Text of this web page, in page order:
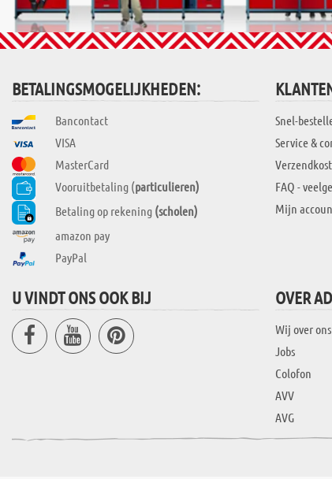
BETALINGSMOGELIJKHEDEN:
Bancontact
VISA
MasterCard
Vooruitbetaling (particulieren)
Betaling op rekening (scholen)
amazon pay
PayPal
Snel-
Service &
FAQ -
Mijn
U VINDT ONS OOK BIJ OVER
Wij over ons
Jobs
Colofon
AVV
AVG